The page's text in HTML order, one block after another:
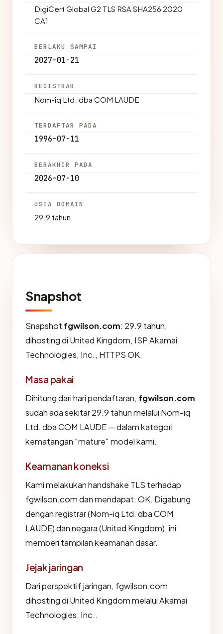
DigiCert Global G2 TLS RSA SHA256 2020
CA1
BERLAKU SAMPAI
2027-01-21
REGISTRAR
Nom-iq Ltd. dba COM LAUDE
TERDAFTAR PADA
1996-07-11
BERAKHIR PADA
2026-07-10
USIA DOMAIN
29.9 tahun
Snapshot
Snapshot fgwilson.com: 29.9 tahun,
dihosting di United Kingdom, ISP Akamai
Technologies, Inc., HTTPS OK.
Masa pakai
Dihitung dari hari pendaftaran, fgwilson.com
sudah ada sekitar 29.9 tahun melalui Nom-iq
Ltd. dba COM LAUDE — dalam kategori
kematangan "mature" model kami.
Keamanan koneksi
Kami melakukan handshake TLS terhadap
fgwilson.com dan mendapat: OK. Digabung
dengan registrar (Nom-iq Ltd. dba COM
LAUDE) dan negara (United Kingdom), ini
memberi tampilan keamanan dasar.
Jejak jaringan
Dari perspektif jaringan, fgwilson.com
dihosting di United Kingdom melalui Akamai
Technologies, Inc..